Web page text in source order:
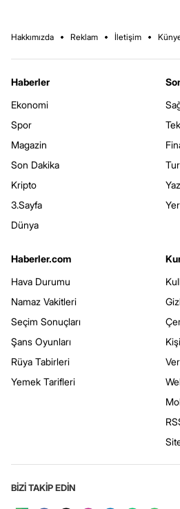
Hakkımızda Reklam İletişim
Haberler
Ekonomi
Spor
Magazin
Son Dakika
Kripto
3.Sayfa
Dünya
Haberler.com
Hava Durumu
Namaz Vakitleri
Seçim Sonuçları
Şans Oyunları
Rüya Tabirleri
Yemek Tarifleri
BİZİ TAKİP EDİN